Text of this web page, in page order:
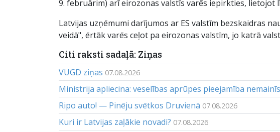
9. februārim) arī eirozonas valstīs varēs iepirkties, lietojot
Latvijas uzņēmumi darījumos ar ES valstīm bezskaidras
veidā", ērtāk varēs ceļot pa eirozonas valstīm, jo katrā
Citi raksti sadaļā: Ziņas
VUGD ziņas 07.08.2026
Ministrija apliecina: veselības aprūpes pieejamība
Ripo auto! — Pinēju svētkos Druvienā 07.08.2026
Kuri ir Latvijas zaļākie novadi? 07.08.2026